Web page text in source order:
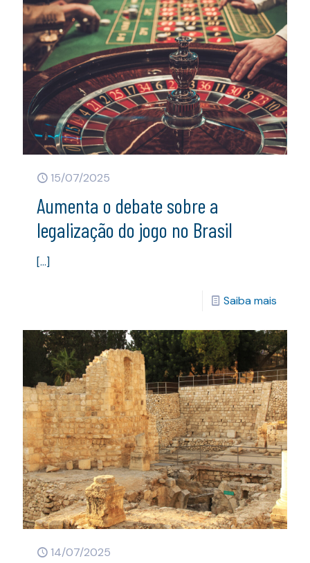
15/07/2025
Aumenta o debate sobre a
legalização do jogo no Brasil
[…]
Saiba mais
14/07/2025